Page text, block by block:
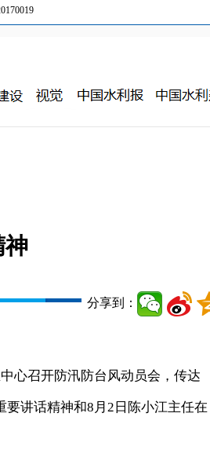
神
分享到：
心召开防汛防台风动员会，传达
讲话精神和8月2日陈小江主任在